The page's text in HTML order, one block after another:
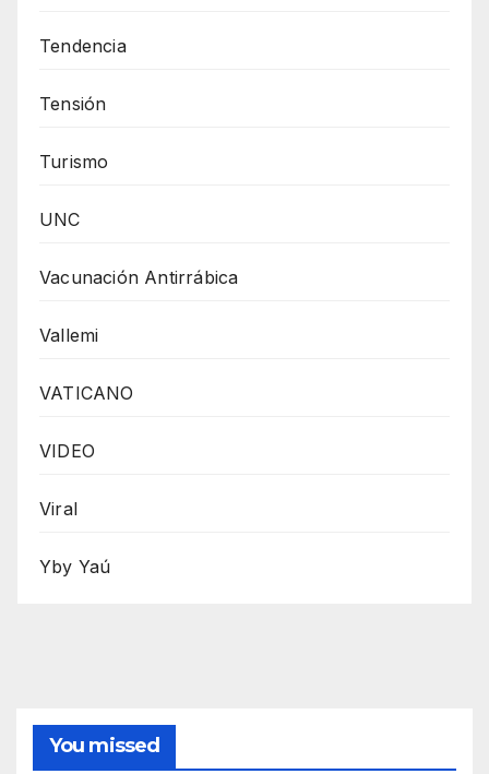
Tendencia
Tensión
Turismo
UNC
Vacunación Antirrábica
Vallemi
VATICANO
VIDEO
Viral
Yby Yaú
You missed